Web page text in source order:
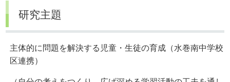
研究主題
主体的に問題を解決する児童・生徒の育成（水巻南中学校
区連携）